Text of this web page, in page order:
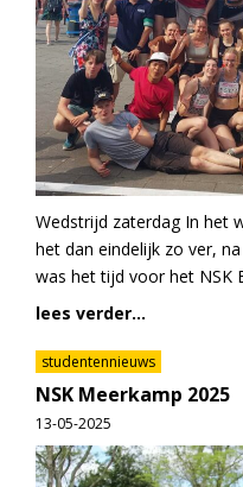
Wedstrijd zaterdag In het
het dan eindelijk zo ver,
was het tijd voor het NSK
lees verder...
studentennieuws
NSK Meerkamp 2025
13-05-2025